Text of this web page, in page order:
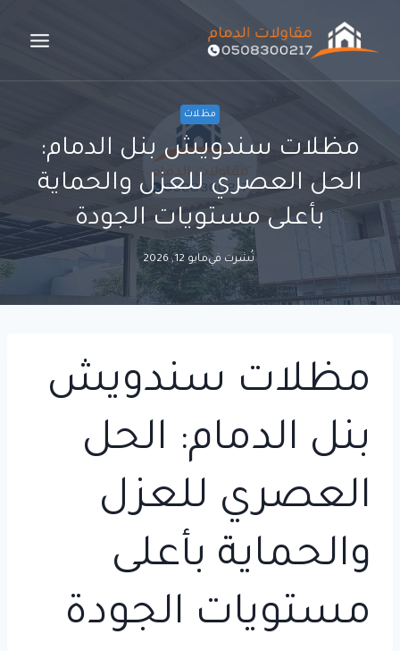
مظلات
مظلات سندويش بنل الدمام:
الحل العصري للعزل والحماية
بأعلى مستويات الجودة
نُشرت فيمايو 12, 2026
مظلات سندويش
بنل الدمام: الحل
العصري للعزل
والحماية بأعلى
مستويات الجودة